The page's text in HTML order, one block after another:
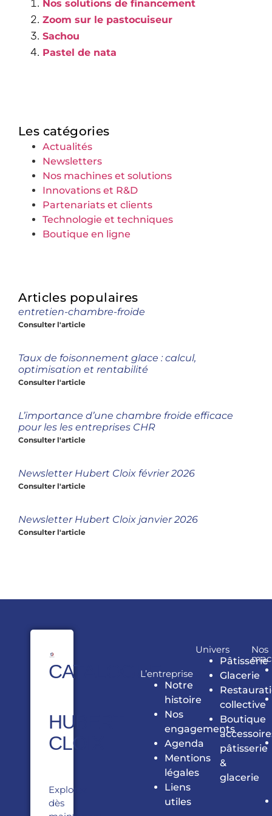
Nos solutions de financement
Zoom sur le pastocuiseur
Sachou
Pastel de nata
Les catégories
Actualités
Newsletters
Nos machines et solutions
Innovations et R&D
Partenariats et clients
Technologie et techniques
Boutique en ligne
Articles populaires
entretien-chambre-froide
Consulter l'article
Taux de foisonnement glace : calcul,
optimisation et rentabilité
Consulter l'article
L’importance d’une chambre froide efficace
pour les les entreprises CHR
Consulter l'article
Newsletter Hubert Cloix février 2026
Consulter l'article
Newsletter Hubert Cloix janvier 2026
Consulter l'article
CATALOGUE
HUBERT
CLOIX
Explorez
dès
L’entreprise
Notre
histoire
Nos
engagements
Agenda
Mentions
légales
Liens
utiles
Univers
Pâtisserie
Glacerie
collective
Boutique
pâtisserie
&
glacerie
Nos